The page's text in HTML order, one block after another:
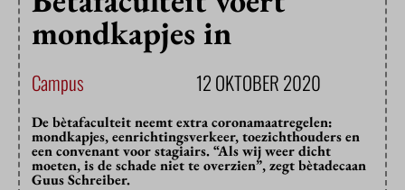
mondkapjes in
Campus 12 OKTOBER 2020
De bètafaculteit neemt extra coronamaatregelen:
mondkapjes, eenrichtingsverkeer, toezichthouders en
een convenant voor stagiairs. “Als wij weer dicht
moeten, is de schade niet te overzien”, zegt bètadecaan
Guus Schreiber.